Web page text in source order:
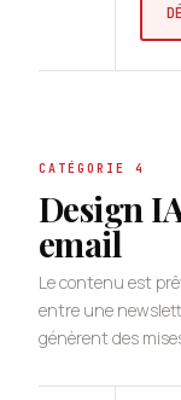
CATÉGORIE 4
Design
email
Le contenu est
entre une
génèrent des